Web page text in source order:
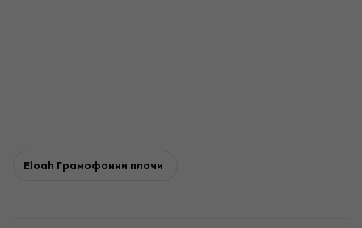
Eloah Грамофонни плочи